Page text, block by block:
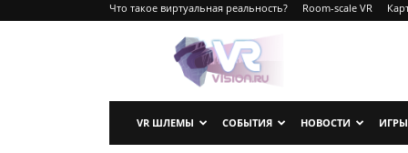
Что такое виртуальная реальность? Room-scale VR
VRvision.ru
VR ШЛЕМЫ СОБЫТИЯ НОВОСТИ ИГРЫ